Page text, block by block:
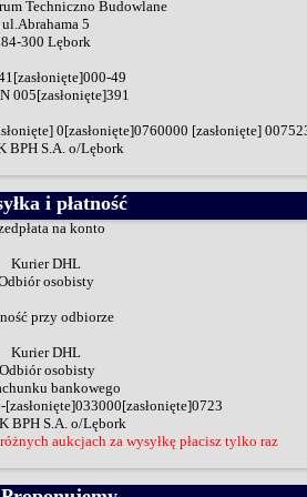
Techniczno Budowlane
ul.Abrahama 5
84-300 Lębork
[zasłonięte]000-49
005[zasłonięte]391
0[zasłonięte]0760000 [zasłonięte]
BPH S.A. o/Lębork
i płatność
na konto
Kurier DHL
osobisty
przy odbiorze
Kurier DHL
Odbiór osobisty
bankowego
[zasłonięte]033000[zasłonięte]0723
BPH S.A. o/Lębork
aukcjach za wysyłkę płacisz tylko raz